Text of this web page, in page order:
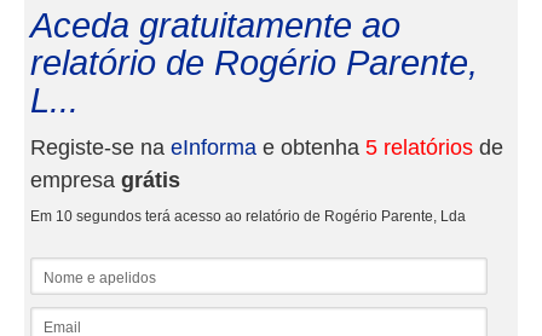
Aceda gratuitamente ao
relatório de Rogério Parente,
L...
Registe-se na eInforma e obtenha 5 relatórios de
empresa grátis
Em 10 segundos terá acesso ao relatório de Rogério Parente, Lda